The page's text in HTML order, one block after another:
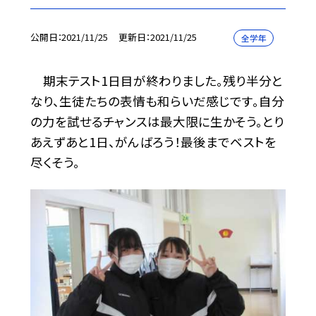
公開日 2021/11/25 更新日 2021/11/25 全学年
期末テスト1日目が終わりました。残り半分と
なり、生徒たちの表情も和らいだ感じです。自分
の力を試せるチャンスは最大限に生かそう。とり
あえずあと1日、がんばろう！最後までベストを
尽くそう。